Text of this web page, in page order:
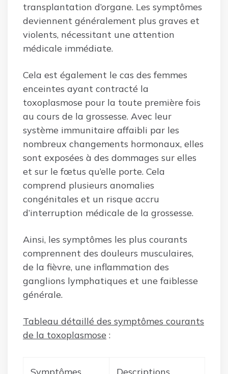
transplantation d’organe. Les symptômes
deviennent généralement plus graves et
violents, nécessitant une attention
médicale immédiate.
Cela est également le cas des femmes
enceintes ayant contracté la
toxoplasmose pour la toute première fois
au cours de la grossesse. Avec leur
système immunitaire affaibli par les
nombreux changements hormonaux, elles
sont exposées à des dommages sur elles
et sur le fœtus qu’elle porte. Cela
comprend plusieurs anomalies
congénitales et un risque accru
d’interruption médicale de la grossesse.
Ainsi, les symptômes les plus courants
comprennent des douleurs musculaires,
de la fièvre, une inflammation des
ganglions lymphatiques et une faiblesse
générale.
Tableau détaillé des symptômes courants
de la toxoplasmose :